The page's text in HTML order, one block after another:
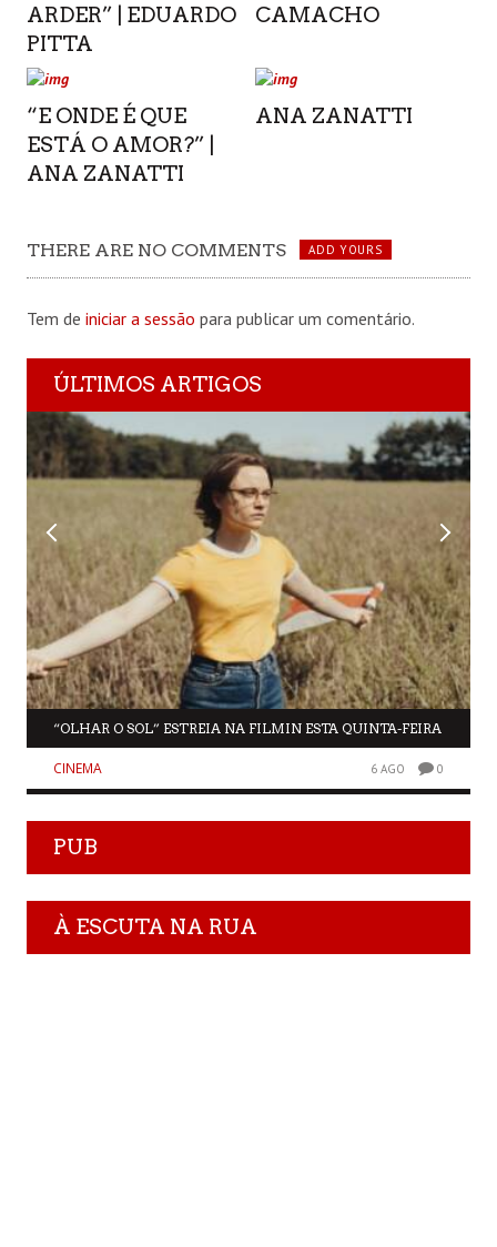
ARDER” | EDUARDO
PITTA
CAMACHO
“E ONDE É QUE
ESTÁ O AMOR?” |
ANA ZANATTI
ANA ZANATTI
THERE ARE NO COMMENTS ADD YOURS
Tem de iniciar a sessão para publicar um comentário.
ÚLTIMOS ARTIGOS
“OLHAR O SOL” ESTREIA NA FILMIN ESTA QUINTA-FEIRA
CINEMA 6 AGO 0
PUB
À ESCUTA NA RUA